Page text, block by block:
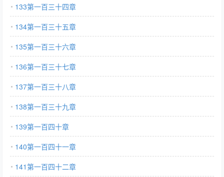
133第一百三十四章
134第一百三十五章
135第一百三十六章
136第一百三十七章
137第一百三十八章
138第一百三十九章
139第一百四十章
140第一百四十一章
141第一百四十二章